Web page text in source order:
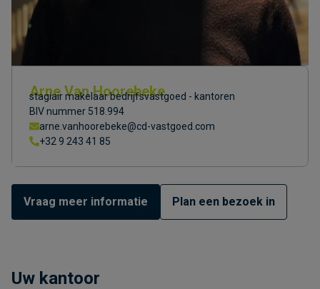
Arne Van Hoorebeke
stagiair makelaar bedrijfsvastgoed - kantoren
BIV nummer 518.994
arne.vanhoorebeke@cd-vastgoed.com
+32 9 243 41 85
Vraag meer informatie Plan een bezoek in
Uw kantoor